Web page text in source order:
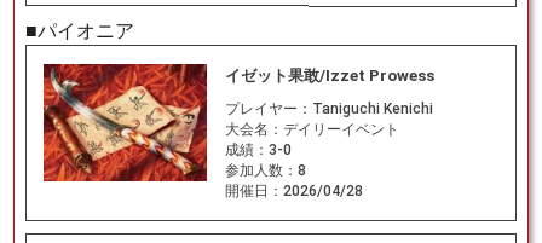
■パイオニア
イゼット果敢/Izzet Prowess
プレイヤー： Taniguchi Kenichi
大会名： デイリーイベント
成績： 3-0
参加人数： 8
開催日： 2026/04/28